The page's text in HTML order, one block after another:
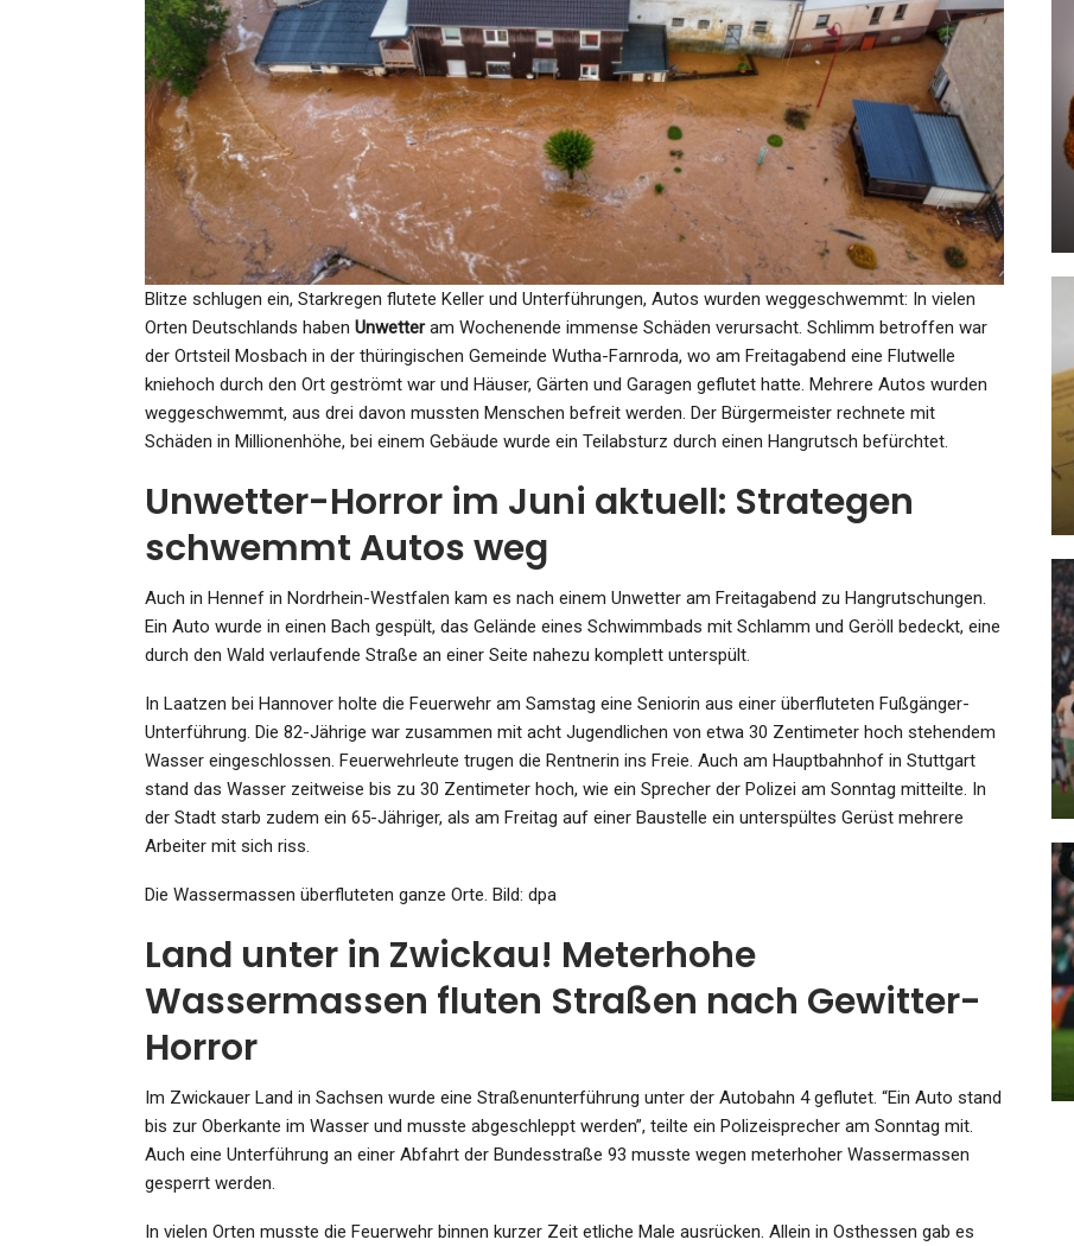
Blitze schlugen ein, Starkregen flutete Keller und Unterführungen, Autos wurden weggeschwemmt: In vielen
Orten Deutschlands haben Unwetteram Wochenende immense Schäden verursacht. Schlimm betroffen war
der Ortsteil Mosbach in der thüringischen Gemeinde Wutha-Farnroda, wo am Freitagabend eine Flutwelle
kniehoch durch den Ort geströmt war und Häuser, Gärten und Garagen geflutet hatte. Mehrere Autos wurden
weggeschwemmt, aus drei davon mussten Menschen befreit werden. Der Bürgermeister rechnete mit
Schäden in Millionenhöhe, bei einem Gebäude wurde ein Teilabsturz durch einen Hangrutsch befürchtet.
Unwetter-Horror im Juni aktuell: Strategen
schwemmt Autos weg
Auch in Hennef in Nordrhein-Westfalen kam es nach einem Unwetter am Freitagabend zu Hangrutschungen.
Ein Auto wurde in einen Bach gespült, das Gelände eines Schwimmbads mit Schlamm und Geröll bedeckt, eine
durch den Wald verlaufende Straße an einer Seite nahezu komplett unterspült.
In Laatzen bei Hannover holte die Feuerwehr am Samstag eine Seniorin aus einer überfluteten Fußgänger-
Unterführung. Die 82-Jährige war zusammen mit acht Jugendlichen von etwa 30 Zentimeter hoch stehendem
Wasser eingeschlossen. Feuerwehrleute trugen die Rentnerin ins Freie. Auch am Hauptbahnhof in Stuttgart
stand das Wasser zeitweise bis zu 30 Zentimeter hoch, wie ein Sprecher der Polizei am Sonntag mitteilte. In
der Stadt starb zudem ein 65-Jähriger, als am Freitag auf einer Baustelle ein unterspültes Gerüst mehrere
Arbeiter mit sich riss.
Die Wassermassen überfluteten ganze Orte. Bild: dpa
Land unter in Zwickau! Meterhohe
Wassermassen fluten Straßen nach Gewitter-
Horror
Im Zwickauer Land in Sachsen wurde eine Straßenunterführung unter der Autobahn 4 geflutet. “Ein Auto stand
bis zur Oberkante im Wasser und musste abgeschleppt werden”, teilte ein Polizeisprecher am Sonntag mit.
Auch eine Unterführung an einer Abfahrt der Bundesstraße 93 musste wegen meterhoher Wassermassen
gesperrt werden.
In vielen Orten musste die Feuerwehr binnen kurzer Zeit etliche Male ausrücken. Allein in Osthessen gab es
SPORT
Sensationstor Von Kimmich
Und Musiala: Abgezockt? Das
Kann…
Admin Mar 24, 2025
SPORT
Fußball-Bundesliga: Hamann:
Musiala Könnte Unter…
Admin May 12, 2025
SPORT
Mäder: Schweizer Team Steigt
Bei Der…
Admin Jun 17, 2023
Die Pläne Der Berliner
Symphoniker Für 2023/24: Ohne
Chef,…
KULTUR
Bunte Pop-Show: Lil Nas X Feiert
Eine Queere Party In Berlin
Admin Nov 10, 2022
KULTUR
Fotoalben Im Fluchtkoffer:
Berliner Historiker Erforscht…
Admin May 12, 2026
GESUNDHEIT
Passau Mit Auto In
Menschengruppe
Admin Jun 7, 2025
Britischer Düster-Pop: The Cure
Geben Ein Konzert In Berlin